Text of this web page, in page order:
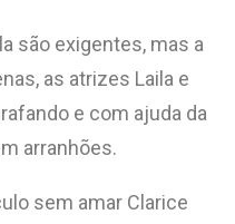
são exigentes, mas a
as atrizes Laila e
e com ajuda da
arranhões.
sem amar Clarice